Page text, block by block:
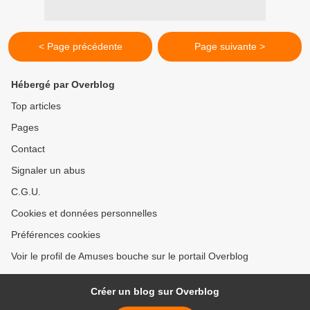
< Page précédente Page suivante >
Hébergé par Overblog
Top articles
Pages
Contact
Signaler un abus
C.G.U.
Cookies et données personnelles
Préférences cookies
Voir le profil de Amuses bouche sur le portail Overblog
Créer un blog sur Overblog